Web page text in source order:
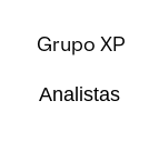
Grupo XP
Analistas